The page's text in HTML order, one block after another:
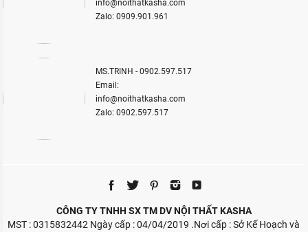
info@noithatkasha.com
Zalo: 0909.901.961
MS.TRINH - 0902.597.517
Email:
info@noithatkasha.com
Zalo: 0902.597.517
CÔNG TY TNHH SX TM DV NỘI THẤT KASHA
MST : 0315832442 Ngày cấp : 04/04/2019 .Nơi cấp : Sở Kế Hoạch và